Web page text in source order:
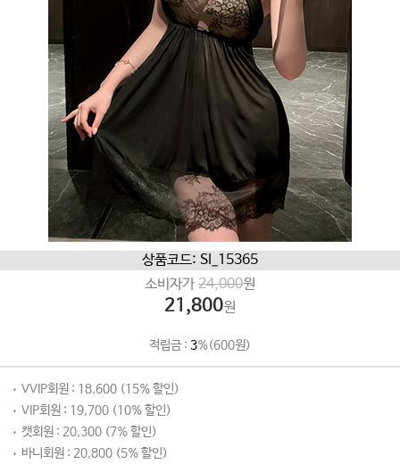
상품코드: SI_15365
소비자가 24,000원
21,800원
적립금 : 3%(600원)
VVIP회원 : 18,600 (15% 할인)
VIP회원 : 19,700 (10% 할인)
캣회원 : 20,300 (7% 할인)
바니회원 : 20,800 (5% 할인)